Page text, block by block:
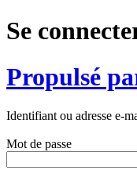
Se
Propulsé
Identifiant ou adresse e-
Mot de passe